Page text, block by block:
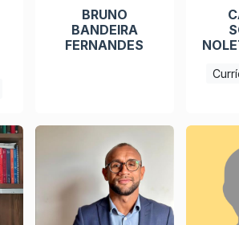
BRUNO
BANDEIRA
FERNANDES